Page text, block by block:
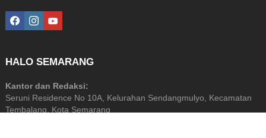
facebookinstagramyoutube
HALO SEMARANG
Kantor dan Redaksi:
Seruni Residence No 10A, Kelurahan Sendangmulyo, Kecamatan
Tembalang, Kota Semarang